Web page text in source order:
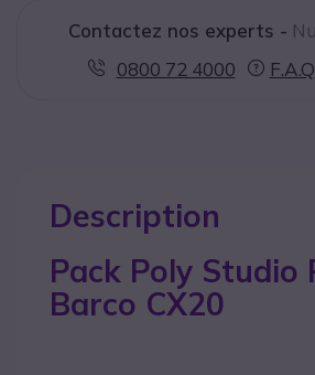
Contactez nos experts -
0800 72 4000
F.A.Q
Description
Pack Poly Studio
Barco CX20